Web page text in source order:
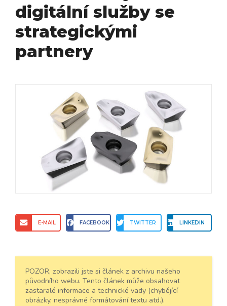
digitální služby se
strategickými
partnery
E-MAIL FACEBOOK TWITTER LINKEDIN
POZOR, zobrazili jste si článek z archivu našeho
původního webu. Tento článek může obsahovat
zastaralé informace a technické vady (chybějící
obrázky, nesprávné formátování textu atd.).